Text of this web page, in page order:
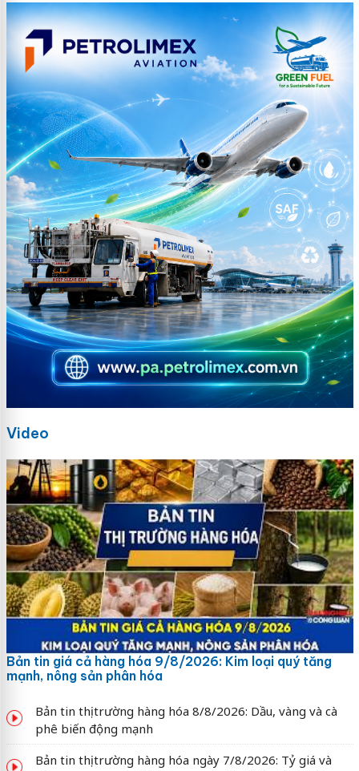
Video
Bản tin giá cả hàng hóa 9/8/2026: Kim loại quý tăng
mạnh, nông sản phân hóa
Bản tin thị trường hàng hóa 8/8/2026: Dầu, vàng và cà
phê biến động mạnh
Bản tin thị trường hàng hóa ngày 7/8/2026: Tỷ giá và